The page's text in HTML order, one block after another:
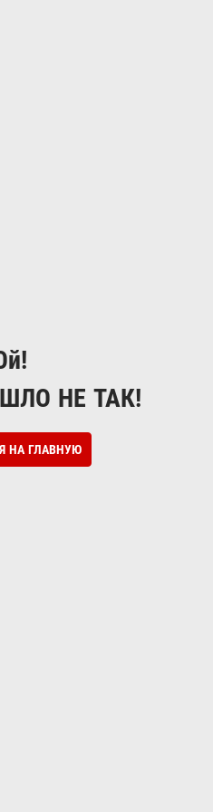
НЕ ТАК!
НА ГЛАВНУЮ